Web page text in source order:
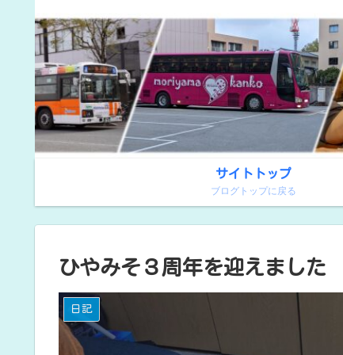
サイトトップ
ブログトップに戻る
ひやみそ３周年を迎えました
日記